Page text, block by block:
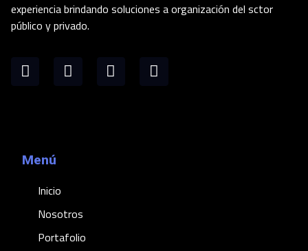
experiencia brindando soluciones a organización del sctor
público y privado.
Menú
Inicio
Nosotros
Portafolio